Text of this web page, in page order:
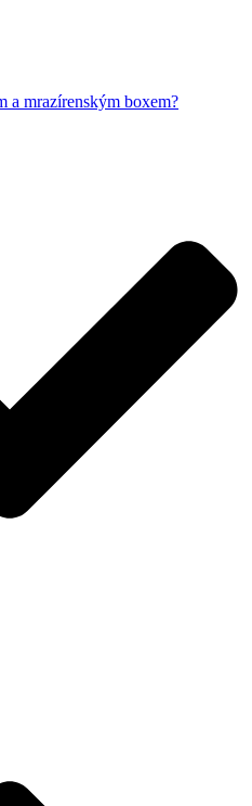
a mrazírenským boxem?